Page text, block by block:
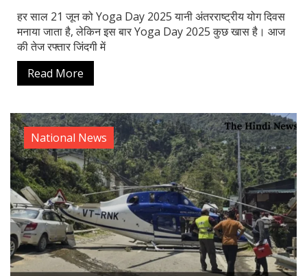
हर साल 21 जून को Yoga Day 2025 यानी अंतरराष्ट्रीय योग दिवस
मनाया जाता है, लेकिन इस बार Yoga Day 2025 कुछ खास है। आज
की तेज रफ्तार जिंदगी में
Read More
National News